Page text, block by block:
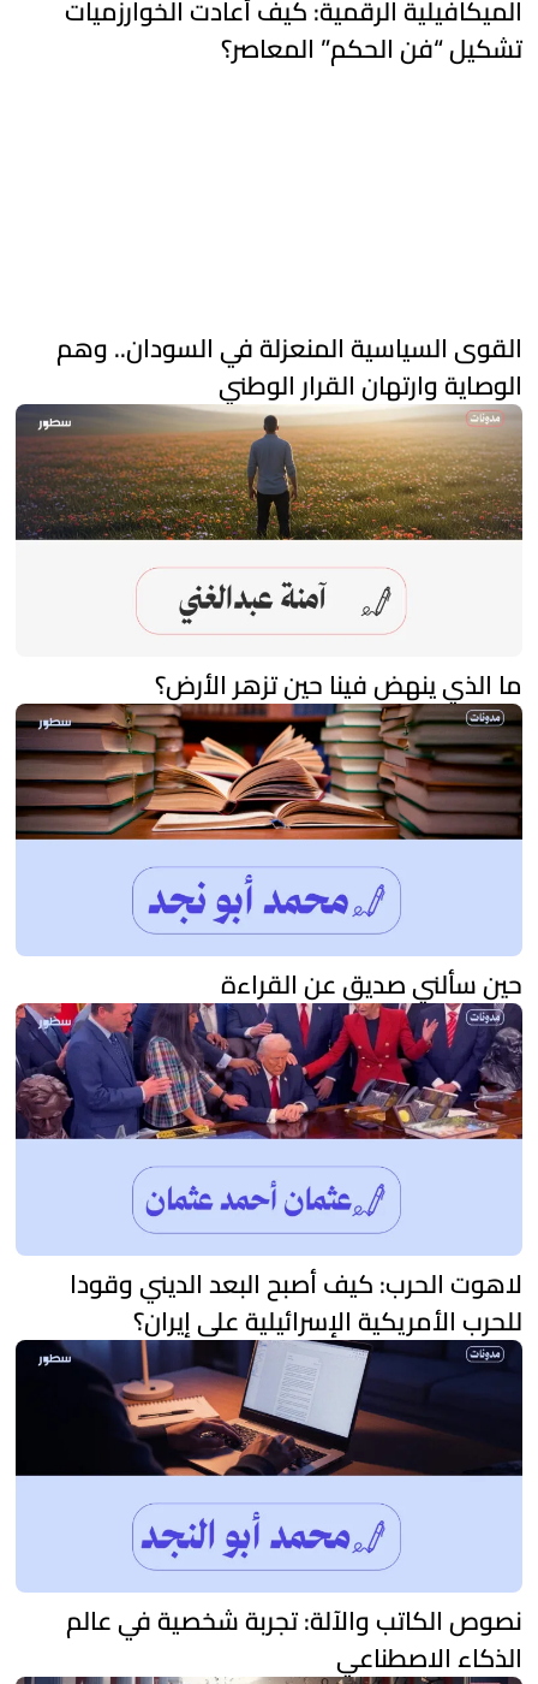
الميكافيلية الرقمية: كيف أعادت الخوارزميات
تشكيل “فن الحكم” المعاصر؟
القوى السياسية المنعزلة في السودان.. وهم
الوصاية وارتهان القرار الوطني
ما الذي ينهض فينا حين تزهر الأرض؟
حين سألني صديق عن القراءة
لاهوت الحرب: كيف أصبح البعد الديني وقودا
للحرب الأمريكية الإسرائيلية على إيران؟
نصوص الكاتب والآلة: تجربة شخصية في عالم
الذكاء الاصطناعي